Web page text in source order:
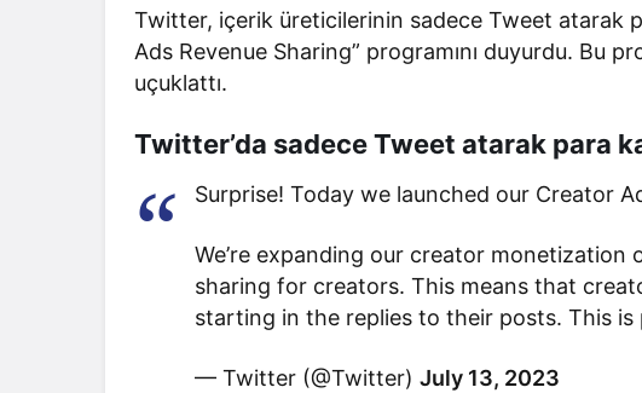
Twitter, içerik üreticilerinin sadece Tweet atarak
Ads Revenue Sharing” programını duyurdu. Bu
uçuklattı.
Twitter’da sadece Tweet atarak para
Surprise! Today we launched our Creator
We’re expanding our creator monetization
sharing for creators. This means that
starting in the replies to their posts. This
— Twitter (@Twitter)July 13, 2023